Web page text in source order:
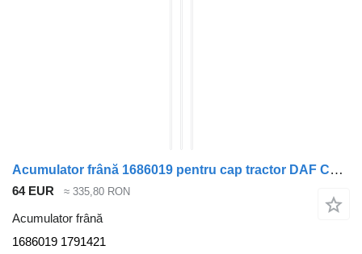
Acumulator frână 1686019 pentru cap tractor DAF CF85
64 EUR ≈ 335,80 RON
Acumulator frână
1686019 1791421